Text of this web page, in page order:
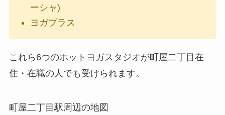
ーシャ)
ヨガプラス
これら6つのホットヨガスタジオが町屋二丁目在
住・在職の人でも受けられます。
町屋二丁目駅周辺の地図